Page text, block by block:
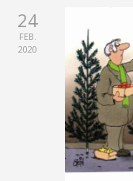
24
FEB.
2020